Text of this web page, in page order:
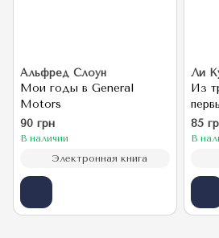
Альфред Слоун
Мои годы в General
Motors
90 грн
В наличии
Электронная книга
Ли
Из
85
В